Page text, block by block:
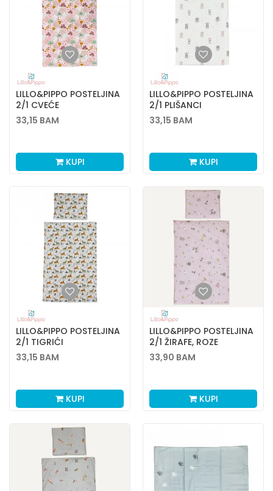
LILLO&PIPPO POSTELJINA
2/1 CVEĆE
33,15 BAM
KUPI
LILLO&PIPPO POSTELJINA
2/1 PLIŠANCI
33,15 BAM
KUPI
LILLO&PIPPO POSTELJINA
2/1 TIGRIĆI
33,15 BAM
KUPI
LILLO&PIPPO POSTELJINA
2/1 ŽIRAFE, ROZE
33,90 BAM
KUPI